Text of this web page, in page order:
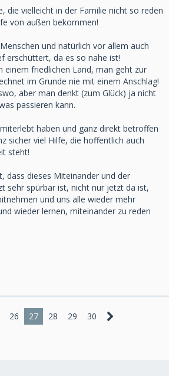
die vielleicht in der Familie nicht so reden
von außen bekommen!
und natürlich vor allem auch
erschüttert, da es so nahe ist!
einem friedlichen Land, man geht zur
im Grunde nie mit einem Anschlag!
aber man denkt (zum Glück) ja nicht
passieren kann.
haben und ganz direkt betroffen
sicher viel Hilfe, die hoffentlich auch
steht!
dass dieses Miteinander und der
sehr spürbar ist, nicht nur jetzt da ist,
und uns alle wieder mehr
wieder lernen, miteinander zu reden
26 27 28 29 30